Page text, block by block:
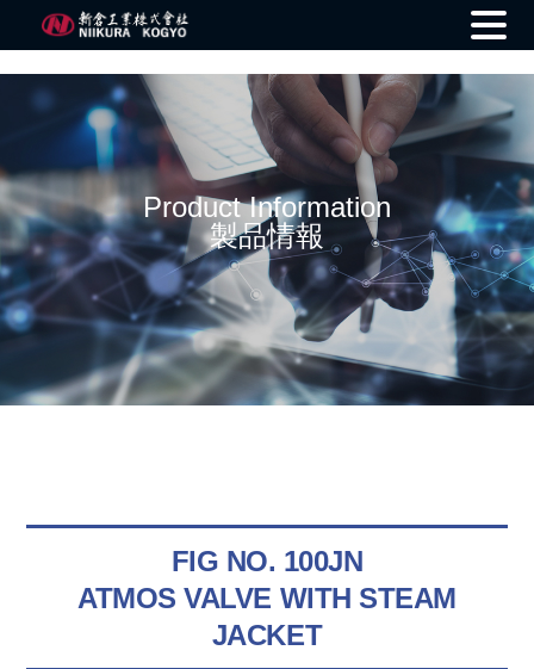
Product Information
製品情報
FIG NO. 100JN
ATMOS VALVE WITH STEAM
JACKET